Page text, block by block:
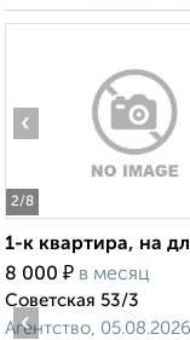
2/8
‹
1-к квартира, на
8 000 ₽ в месяц
Советская 53/3
Агентство, 05.08.2026
‹